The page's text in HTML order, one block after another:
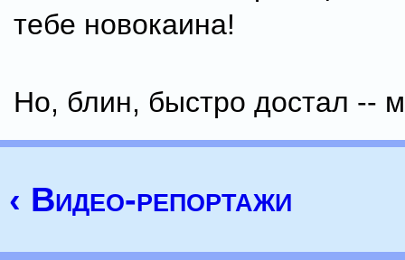
тебе новокаина!
Но, блин, быстро достал --
‹ Видео-репортажи